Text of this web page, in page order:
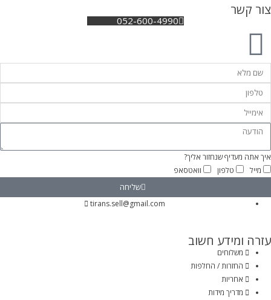
צור קשר
052-600-4990
איך אתה מעדיף שנחזור אליך?
מייל
טלפון וואטסאפ
שליחה
tirans.sell@gmail.com
עזרה ומידע חשוב
משלוחים
החזרות / החלפות
אחריות
מדריך מידות